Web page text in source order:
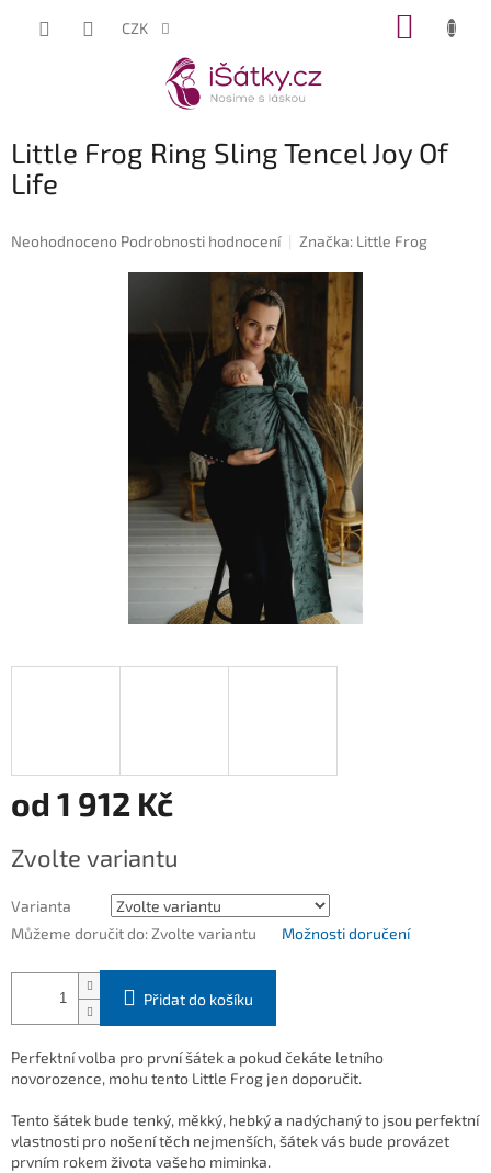
CZK
Little Frog Ring Sling Tencel Joy Of
Life
Průměrné
Neohodnoceno Podrobnosti hodnocení Značka: Little Frog
od 1 912 Kč
cena:
Zvolte variantu
Varianta
Můžeme doručit do: Zvolte variantu Možnosti doručení
Přidat do košíku
Perfektní volba pro první šátek a pokud čekáte letního
novorozence, mohu tento Little Frog jen doporučit.
Tento šátek bude tenký, měkký, hebký a nadýchaný to jsou perfektní
vlastnosti pro nošení těch nejmenších, šátek vás bude provázet
prvním rokem života vašeho miminka.